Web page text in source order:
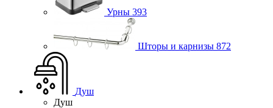
Урны 393
Шторы и карнизы 872
Душ
Душ